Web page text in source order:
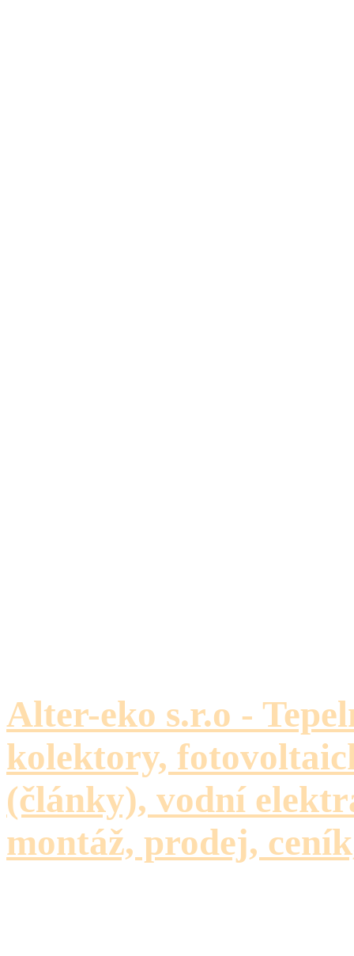
Alter-eko s.r.o -
kolektory,
(články), vodní
montáž, prodej,